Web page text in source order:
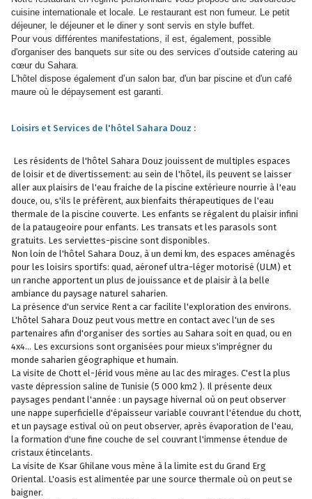
cuisine internationale et locale. Le restaurant est non fumeur. Le petit
déjeuner, le déjeuner et le diner y sont servis en style buffet.
Pour vous différentes manifestations, il est, également, possible
d'organiser des banquets sur site ou des services d’outside catering au
cœur du Sahara.
L'hôtel dispose également d’un salon bar, d'un bar piscine et d'un café
maure où le dépaysement est garanti.
Loisirs et Services de l'hôtel Sahara Douz :
Les résidents de l'hôtel Sahara Douz jouissent de multiples espaces
de loisir et de divertissement: au sein de l'hôtel, ils peuvent se laisser
aller aux plaisirs de l'eau fraiche de la piscine extérieure nourrie à l'eau
douce, ou, s'ils le préfèrent, aux bienfaits thérapeutiques de l'eau
thermale de la piscine couverte. Les enfants se régalent du plaisir infini
de la pataugeoire pour enfants. Les transats et les parasols sont
gratuits. Les serviettes-piscine sont disponibles.
Non loin de l'hôtel Sahara Douz, à un demi km, des espaces aménagés
pour les loisirs sportifs: quad, aéronef ultra-léger motorisé (ULM) et
un ranche apportent un plus de jouissance et de plaisir à la belle
ambiance du paysage naturel saharien.
La présence d'un service Rent a car facilite l'exploration des environs.
L'hôtel Sahara Douz peut vous mettre en contact avec l'un de ses
partenaires afin d'organiser des sorties au Sahara soit en quad, ou en
4x4… Les excursions sont organisées pour mieux s'imprégner du
monde saharien géographique et humain.
La visite de Chott el-Jérid vous mène au lac des mirages. C'est la plus
vaste dépression saline de Tunisie (5 000 km2 ). Il présente deux
paysages pendant l'année : un paysage hivernal où on peut observer
une nappe superficielle d'épaisseur variable couvrant l'étendue du chott,
et un paysage estival où on peut observer, après évaporation de l'eau,
la formation d'une fine couche de sel couvrant l'immense étendue de
cristaux étincelants.
La visite de Ksar Ghilane vous mène à la limite est du Grand Erg
Oriental. L'oasis est alimentée par une source thermale où on peut se
baigner.